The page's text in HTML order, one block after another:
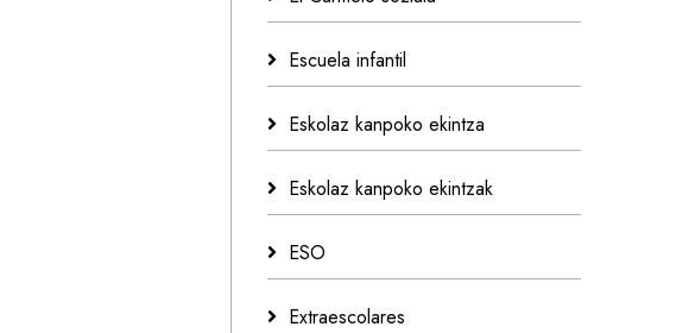
Escuela infantil
Eskolaz kanpoko ekintza
Eskolaz kanpoko ekintzak
ESO
Extraescolares